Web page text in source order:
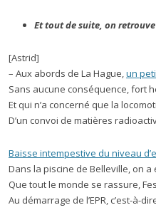
Et tout de suite, on
[Astrid]
– Aux abords de La Hague,un
Sans aucune conséquence, fort
Et qui n’a concerné que la
D’un convoi de matières
Baisse intempestive du niveau
Dans la piscine de Belleville, on a
Que tout le monde se rassure,
Au démarrage de l’EPR, c’est-à-